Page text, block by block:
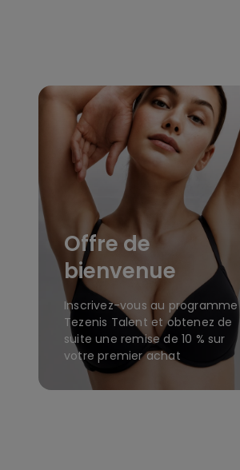
Offre de
bienvenue
Inscrivez-vous au programme
Tezenis Talent et obtenez de
suite une remise de 10 % sur
votre premier achat